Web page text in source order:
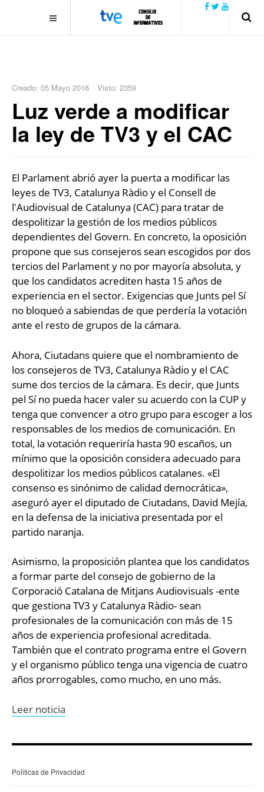
.plain-style .box-contact.box-bg { background: #0445b9
url('../../images/contact.png') 0 0 no-repeat; color: #eaeaea; padding:
Creado: 05 Mayo 2016 Visto: 2359
Luz verde a modificar
la ley de TV3 y el CAC
El Parlament abrió ayer la puerta a modificar las
leyes de TV3, Catalunya Ràdio y el Consell de
l'Audiovisual de Catalunya (CAC) para tratar de
despolitizar la gestión de los medios públicos
dependientes del Govern. En concreto, la oposición
propone que sus consejeros sean escogidos por dos
tercios del Parlament y no por mayoría absoluta, y
que los candidatos acrediten hasta 15 años de
experiencia en el sector. Exigencias que Junts pel Sí
no bloqueó a sabiendas de que perdería la votación
ante el resto de grupos de la cámara.
Ahora, Ciutadans quiere que el nombramiento de
los consejeros de TV3, Catalunya Ràdio y el CAC
sume dos tercios de la cámara. Es decir, que Junts
pel Sí no pueda hacer valer su acuerdo con la CUP y
tenga que convencer a otro grupo para escoger a los
responsables de los medios de comunicación. En
total, la votación requeriría hasta 90 escaños, un
mínimo que la oposición considera adecuado para
despolitizar los medios públicos catalanes. «El
consenso es sinónimo de calidad democrática»,
aseguró ayer el diputado de Ciutadans, David Mejía,
en la defensa de la iniciativa presentada por el
partido naranja.
Asimismo, la proposición plantea que los candidatos
a formar parte del consejo de gobierno de la
Corporació Catalana de Mitjans Audiovisuals -ente
que gestiona TV3 y Catalunya Ràdio- sean
profesionales de la comunicación con más de 15
años de experiencia profesional acreditada.
También que el contrato programa entre el Govern
y el organismo público tenga una vigencia de cuatro
años prorrogables, como mucho, en uno más.
Leer noticia
Politicas de Privacidad